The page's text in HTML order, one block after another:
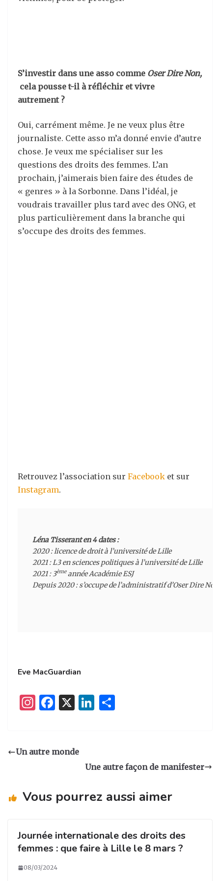
S’investir dans une asso comme Oser Dire Non,
cela pousse t-il à réfléchir et vivre
autrement ?
Oui, carrément même. Je ne veux plus être
journaliste. Cette asso m’a donné envie d’autre
chose. Je veux me spécialiser sur les
questions des droits des femmes. L’an
prochain, j’aimerais bien faire des études de
« genres » à la Sorbonne. Dans l’idéal, je
voudrais travailler plus tard avec des ONG, et
plus particulièrement dans la branche qui
s’occupe des droits des femmes.
Retrouvez l’association sur Facebook et sur
Instagram.
Léna Tisserant en 4 dates :
2020 : licence de droit à l’université de Lille
2021 : L3 en sciences politiques à l’université de Lille
2021 : 3ème année Académie ESJ
Depuis 2020 : s’occupe de l’administratif d’Oser Dire Non
Eve MacGuardian
I
a
m
F
e
o
X
Li
dI er
Un autre monde
Une autre façon de manifester
Vous pourrez aussi aimer
Journée internationale des droits des
femmes : que faire à Lille le 8 mars ?
08/03/2024